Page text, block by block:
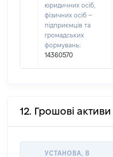
юридичних осіб,
фізичних осіб –
підприємців та
громадських
формувань:
14360570
12. Грошові активи
УСТАНОВА, В